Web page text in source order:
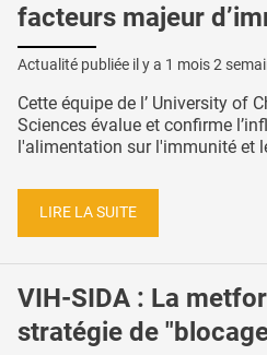
facteurs majeur
Actualité publiée il y a 1 mois 2
Cette équipe de l’ University of
Sciences évalue et confirme
l'alimentation sur l'immunité et
LIRE LA SUITE
VIH-SIDA : La
stratégie de